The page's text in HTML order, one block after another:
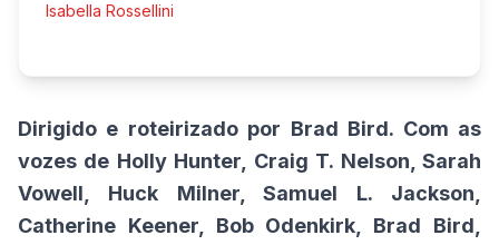
Isabella Rossellini
Dirigido e roteirizado por Brad Bird. Com as
vozes de Holly Hunter, Craig T. Nelson, Sarah
Vowell, Huck Milner, Samuel L. Jackson,
Catherine Keener, Bob Odenkirk, Brad Bird,